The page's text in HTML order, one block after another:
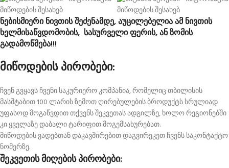
ნებისმიერი ნივთის შეძენამდე, აუცილებელია ამ ნივთის
ხელმისაწვდომობის, სასურველი ფერის, ან ზომის
გადამოწმება!!!
მიწოდების პირობები:
ჩვენ გვყავს ჩვენი საკურიერო კომპანია, რომელიც თბილისის
მასშტაბით 100 ლარის ზემოთ ღირებულების ბროდუქტს სრულიად
უფასოდ მოგაწვდით თქვენს შეკვეთას ადგილზე, ხოლო რეგიონებში
კი ყველაზე დაბალი ტარიფით მოგემსახურებათ.
მიწოდების ვადებთან დაკავშირებით დაგვირეკეთ ჩვენს საკონტაქტო
ნომერზე.
შეკვეთის მიღების პირობები: